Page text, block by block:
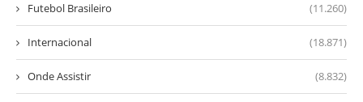
Futebol Brasileiro (11.260)
Internacional (18.871)
Onde Assistir (8.832)